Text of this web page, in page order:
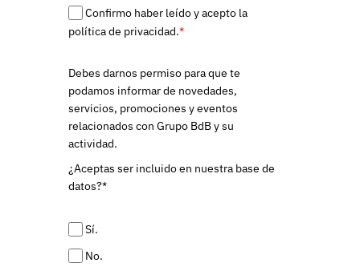
Confirmo haber leído y acepto la
política de privacidad.*
Debes darnos permiso para que te
podamos informar de novedades,
servicios, promociones y eventos
relacionados con Grupo BdB y su
actividad.
¿Aceptas ser incluido en nuestra base de
datos?*
Sí.
No.